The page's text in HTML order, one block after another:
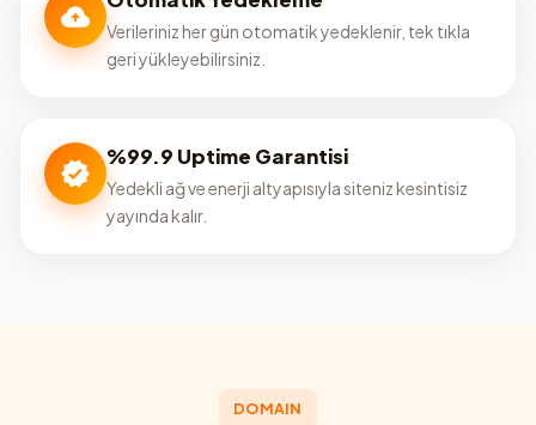
Verileriniz her gün otomatik yedeklenir, tek tıkla
geri yükleyebilirsiniz.
%99.9 Uptime Garantisi
Yedekli ağ ve enerji altyapısıyla siteniz kesintisiz
yayında kalır.
DOMAIN